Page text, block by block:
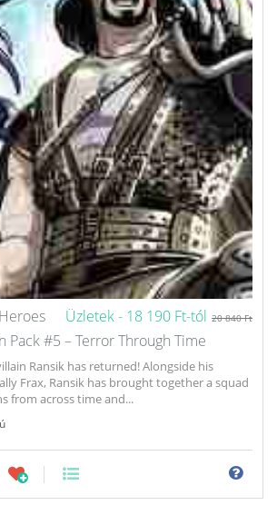
Üzletek - 18 190 Ft-tól 20 840 Ft
Pack #5 – Terror Through Time
Ransik has returned! Alongside his
Frax, Ransik has brought together a squad
from across time and...